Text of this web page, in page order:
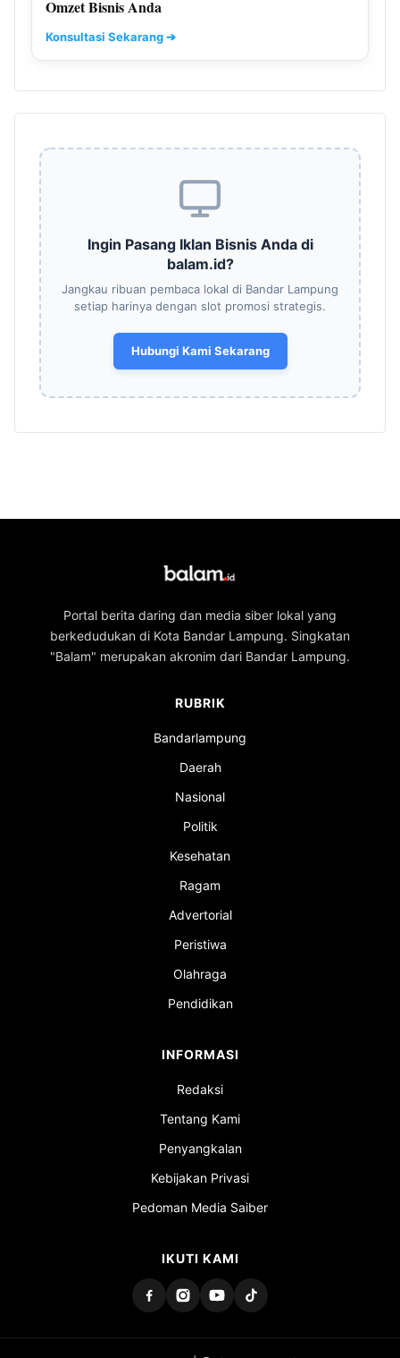
Omzet Bisnis Anda
Konsultasi Sekarang ➔
Ingin Pasang Iklan Bisnis Anda di
balam.id?
Jangkau ribuan pembaca lokal di Bandar Lampung
setiap harinya dengan slot promosi strategis.
Hubungi Kami Sekarang
Portal berita daring dan media siber lokal yang
berkedudukan di Kota Bandar Lampung. Singkatan
"Balam" merupakan akronim dari Bandar Lampung.
RUBRIK
Bandarlampung
Daerah
Nasional
Politik
Kesehatan
Ragam
Advertorial
Peristiwa
Olahraga
Pendidikan
INFORMASI
Redaksi
Tentang Kami
Penyangkalan
Kebijakan Privasi
Pedoman Media Saiber
IKUTI KAMI